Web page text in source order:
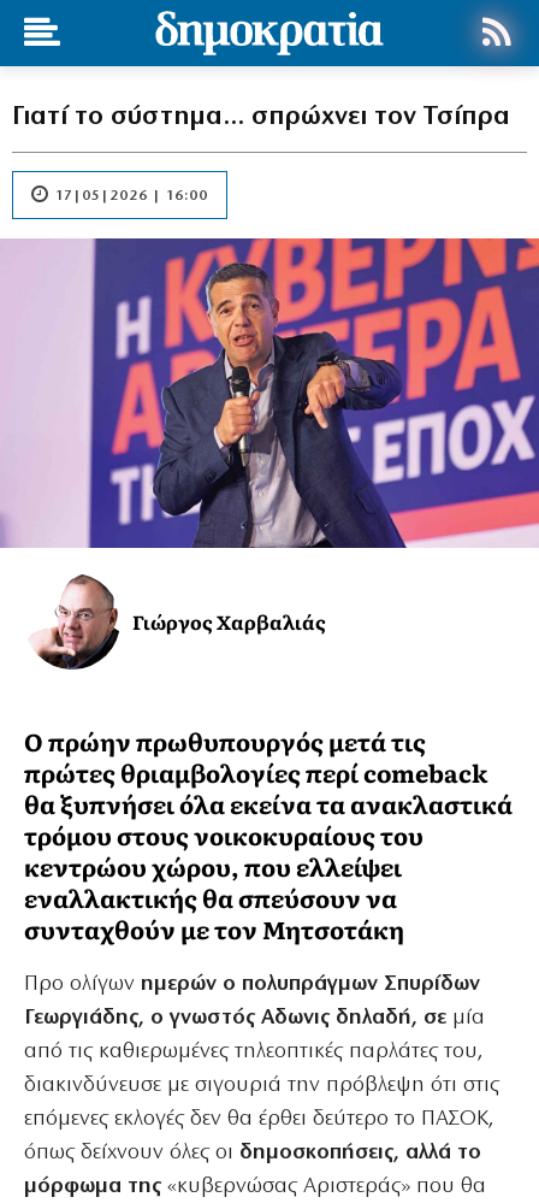
Γιατί το σύστημα… σπρώχνει τον Τσίπρα
17|05|2026 | 16:00
Γιώργος Χαρβαλιάς
Ο πρώην πρωθυπουργός μετά τις
πρώτες θριαμβολογίες περί comeback
θα ξυπνήσει όλα εκείνα τα ανακλαστικά
τρόμου στους νοικοκυραίους του
κεντρώου χώρου, που ελλείψει
εναλλακτικής θα σπεύσουν να
συνταχθούν με τον Μητσοτάκη
Προ ολίγων ημερών ο πολυπράγμων Σπυρίδων
Γεωργιάδης, ο γνωστός Αδωνις δηλαδή, σε μία
από τις καθιερωμένες τηλεοπτικές παρλάτες του,
διακινδύνευσε με σιγουριά την πρόβλεψη ότι στις
επόμενες εκλογές δεν θα έρθει δεύτερο το ΠΑΣΟΚ,
όπως δείχνουν όλες οι δημοσκοπήσεις, αλλά το
μόρφωμα της «κυβερνώσας Αριστεράς» που θα